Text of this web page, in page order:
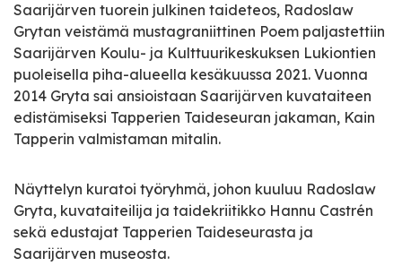
Saarijärven tuorein julkinen taideteos, Radoslaw
Grytan veistämä mustagraniittinen Poem paljastettiin
Saarijärven Koulu- ja Kulttuurikeskuksen Lukiontien
puoleisella piha-alueella kesäkuussa 2021. Vuonna
2014 Gryta sai ansioistaan Saarijärven kuvataiteen
edistämiseksi Tapperien Taideseuran jakaman, Kain
Tapperin valmistaman mitalin.
Näyttelyn kuratoi työryhmä, johon kuuluu Radoslaw
Gryta, kuvataiteilija ja taidekriitikko Hannu Castrén
sekä edustajat Tapperien Taideseurasta ja
Saarijärven museosta.